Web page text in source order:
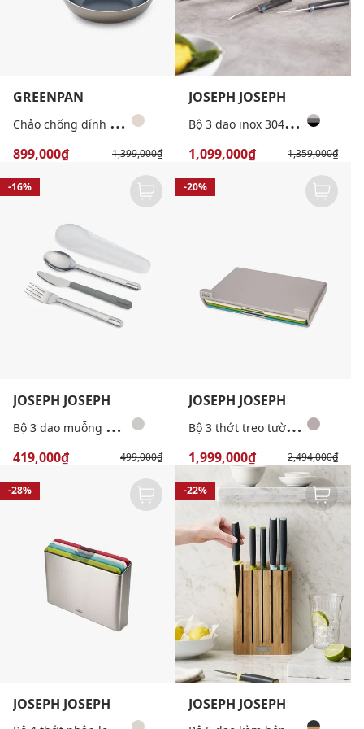
GREENPAN
C
hảo chống dính lòng sâu Greenpan Cam Bronze 24cm
899,000₫ 1,399,000₫
JOSEPH JOSEPH
B
ộ 3 dao inox 304 Elevate Duo
1,099,000₫ 1,359,000₫
-16%
JOSEPH JOSEPH
B
ộ 3 dao muỗng nĩa inox kèm hộp đựng Duo
419,000₫ 499,000₫
-20%
JOSEPH JOSEPH
B
ộ 3 thớt treo tường kháng khuẩn tiện dụng Folio Slim
1,999,000₫ 2,494,000₫
-28%
JOSEPH JOSEPH
-22%
JOSEPH JOSEPH